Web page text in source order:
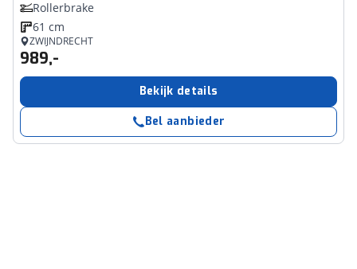
Rollerbrake
61 cm
ZWIJNDRECHT
989,-
Bekijk details
Bel aanbieder